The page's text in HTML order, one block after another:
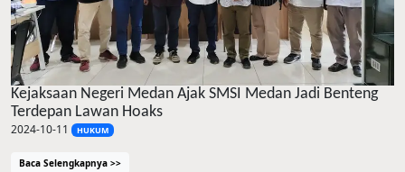
Kejaksaan Negeri Medan Ajak SMSI Medan Jadi Benteng
Terdepan Lawan Hoaks
2024-10-11 HUKUM
Baca Selengkapnya >>